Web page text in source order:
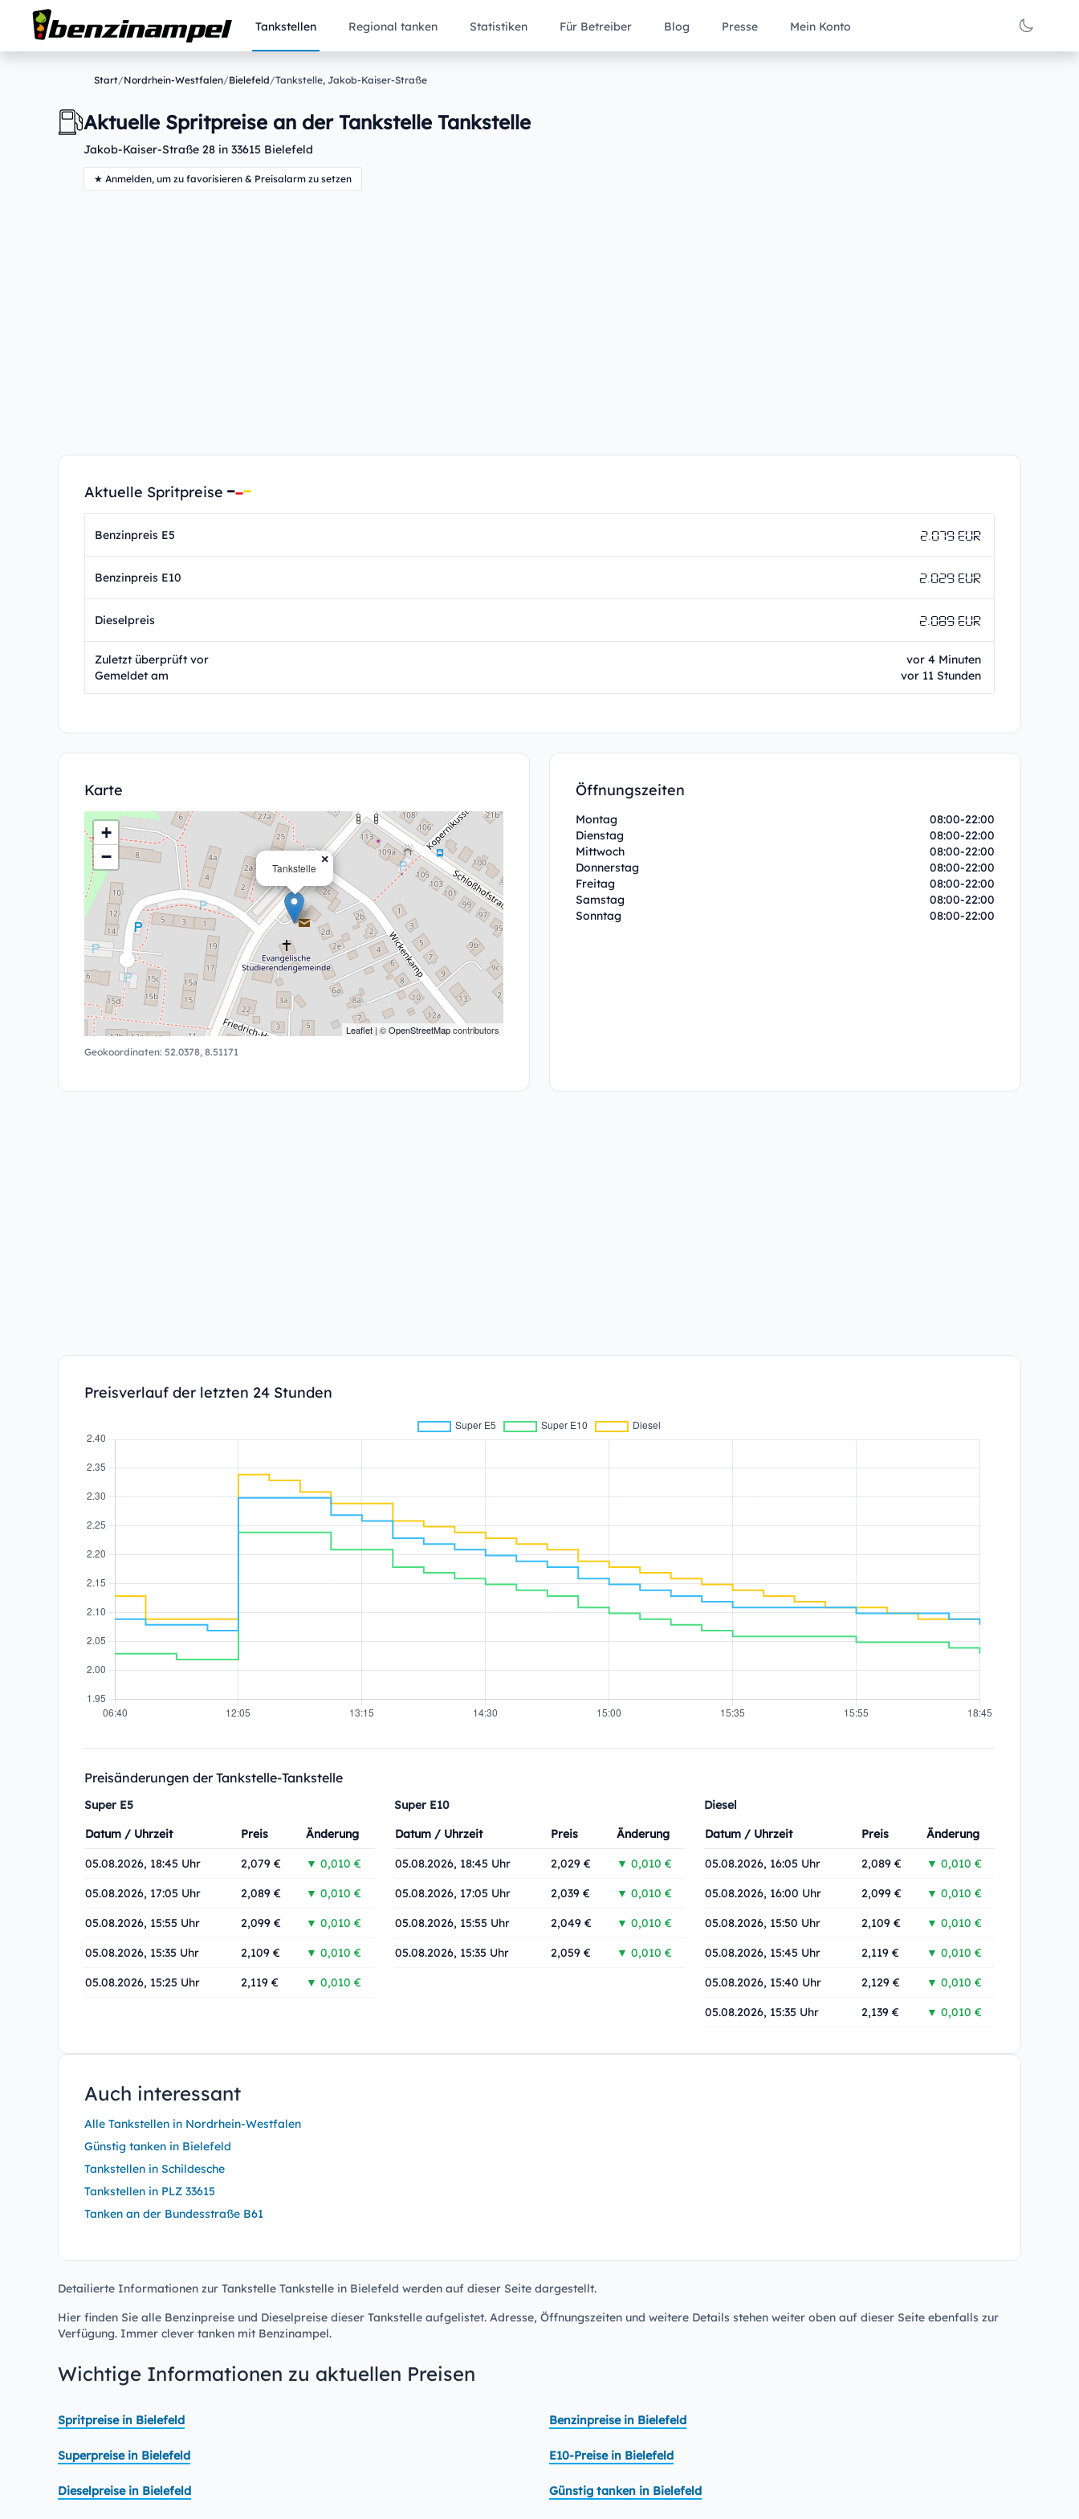
Tankstellen Regional tanken Statistiken Für Betreiber Blog Presse Mein Konto
Start/Nordrhein-Westfalen/Bielefeld/Tankstelle, Jakob-Kaiser-Straße
Aktuelle Spritpreise an der Tankstelle Tankstelle
Jakob-Kaiser-Straße 28 in 33615 Bielefeld
★ Anmelden, um zu favorisieren & Preisalarm zu setzen
Aktuelle Spritpreise
Benzinpreis E5 2.079 EUR
Benzinpreis E10 2.029 EUR
Dieselpreis 2.089 EUR
Zuletzt überprüft vor
Gemeldet am
vor 4 Minuten
vor 11 Stunden
Karte
Tankstelle
×
+
−
Leaflet| ©OpenStreetMapcontributors
Geokoordinaten: 52.0378, 8.51171
Öffnungszeiten
Montag
08:00-22:00
Dienstag
08:00-22:00
Mittwoch
08:00-22:00
Donnerstag
08:00-22:00
Freitag
08:00-22:00
Samstag
08:00-22:00
Sonntag
08:00-22:00
Preisverlauf der letzten 24 Stunden
Preisänderungen der Tankstelle-Tankstelle
Super E5
Datum / Uhrzeit
Preis Änderung
05.08.2026, 18:45 Uhr 2,079 € ▼ 0,010 €
05.08.2026, 17:05 Uhr 2,089 € ▼ 0,010 €
05.08.2026, 15:55 Uhr 2,099 € ▼ 0,010 €
05.08.2026, 15:35 Uhr 2,109 € ▼ 0,010 €
05.08.2026, 15:25 Uhr 2,119 € ▼ 0,010 €
Super E10
Datum / Uhrzeit
Preis Änderung
05.08.2026, 18:45 Uhr 2,029 € ▼ 0,010 €
05.08.2026, 17:05 Uhr 2,039 € ▼ 0,010 €
05.08.2026, 15:55 Uhr 2,049 € ▼ 0,010 €
05.08.2026, 15:35 Uhr 2,059 € ▼ 0,010 €
Diesel
Datum / Uhrzeit
Preis Änderung
05.08.2026, 16:05 Uhr 2,089 € ▼ 0,010 €
05.08.2026, 16:00 Uhr 2,099 € ▼ 0,010 €
05.08.2026, 15:50 Uhr 2,109 € ▼ 0,010 €
05.08.2026, 15:45 Uhr 2,119 € ▼ 0,010 €
05.08.2026, 15:40 Uhr 2,129 € ▼ 0,010 €
05.08.2026, 15:35 Uhr 2,139 € ▼ 0,010 €
Auch interessant
Alle Tankstellen in Nordrhein-Westfalen
Günstig tanken in Bielefeld
Tankstellen in Schildesche
Tankstellen in PLZ 33615
Tanken an der Bundesstraße B61
Detailierte Informationen zur Tankstelle Tankstelle in Bielefeld werden auf dieser Seite dargestellt.
Hier finden Sie alle Benzinpreise und Dieselpreise dieser Tankstelle aufgelistet. Adresse, Öffnungszeiten und weitere Details stehen weiter oben auf dieser Seite ebenfalls zur
Verfügung. Immer clever tanken mit Benzinampel.
Wichtige Informationen zu aktuellen Preisen
Spritpreise in Bielefeld Benzinpreise in Bielefeld
Superpreise in Bielefeld E10-Preise in Bielefeld
Dieselpreise in Bielefeld Günstig tanken in Bielefeld